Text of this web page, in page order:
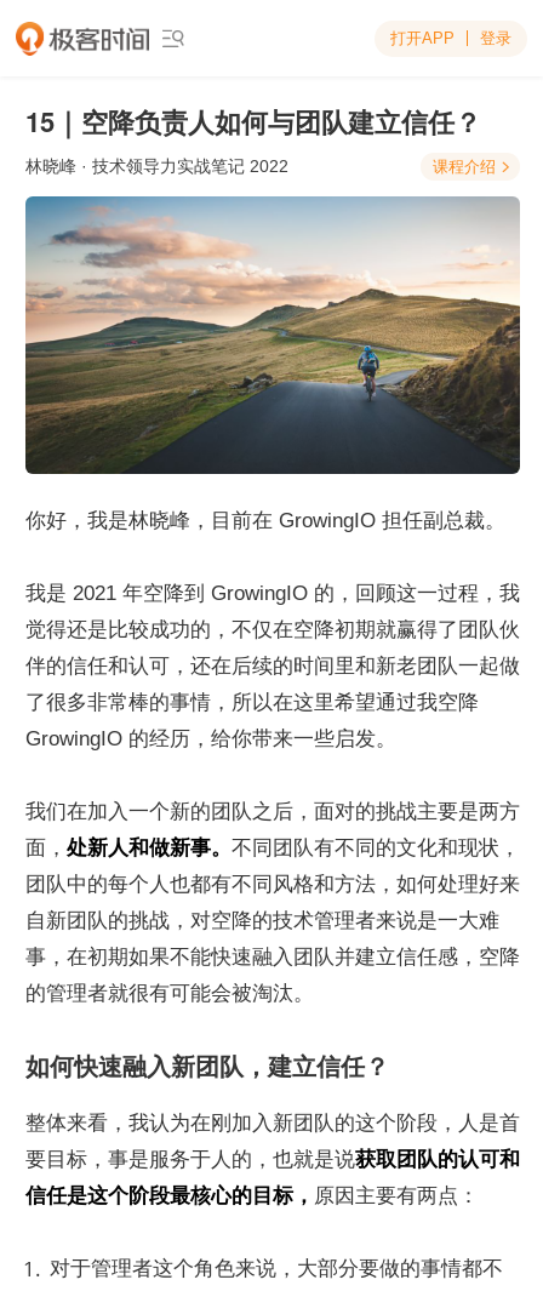
 打开APP 登录
15｜空降负责人如何与团队建立信任？
林晓峰 · 技术领导力实战笔记 2022 课程介绍 
你好，我是林晓峰，目前在 GrowingIO 担任副总裁。
我是 2021 年空降到 GrowingIO 的，回顾这一过程，我
觉得还是比较成功的，不仅在空降初期就赢得了团队伙
伴的信任和认可，还在后续的时间里和新老团队一起做
了很多非常棒的事情，所以在这里希望通过我空降
GrowingIO 的经历，给你带来一些启发。
我们在加入一个新的团队之后，面对的挑战主要是两方
面， 处新人和做新事。 不同团队有不同的文化和现状，
团队中的每个人也都有不同风格和方法，如何处理好来
自新团队的挑战，对空降的技术管理者来说是一大难
事，在初期如果不能快速融入团队并建立信任感，空降
的管理者就很有可能会被淘汰。
如何快速融入新团队，建立信任？
整体来看，我认为在刚加入新团队的这个阶段，人是首
要目标，事是服务于人的，也就是说获取团队的认可和
信任是这个阶段最核心的目标， 原因主要有两点：
对于管理者这个角色来说，大部分要做的事情都不